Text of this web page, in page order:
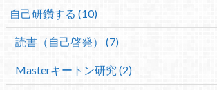
自己研鑽する (10)
読書（自己啓発） (7)
Masterキートン研究 (2)